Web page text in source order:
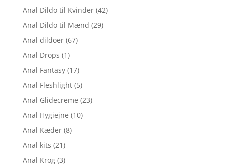
Anal Dildo til Kvinder (42)
Anal Dildo til Mænd (29)
Anal dildoer (67)
Anal Drops (1)
Anal Fantasy (17)
Anal Fleshlight (5)
Anal Glidecreme (23)
Anal Hygiejne (10)
Anal Kæder (8)
Anal kits (21)
Anal Krog (3)